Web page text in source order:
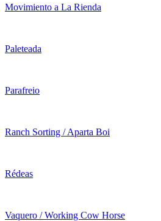
Movimiento a La Rienda
Paleteada
Parafreio
Ranch Sorting / Aparta Boi
Rédeas
Vaquero / Working Cow Horse